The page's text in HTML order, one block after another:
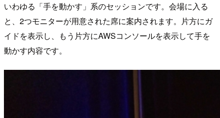
いわゆる「手を動かす」系のセッションです。会場に入る
と、2つモニターが用意された席に案内されます。片方にガ
イドを表示し、もう片方にAWSコンソールを表示して手を
動かす内容です。